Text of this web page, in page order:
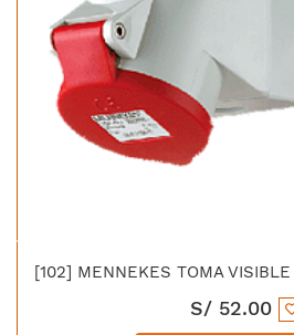
S/ 52.00